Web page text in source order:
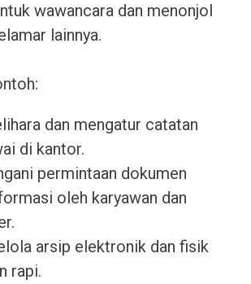
wawancara dan menonjol
lainnya.
dan mengatur catatan
di kantor.
permintaan dokumen
oleh karyawan dan
arsip elektronik dan fisik
rapi.